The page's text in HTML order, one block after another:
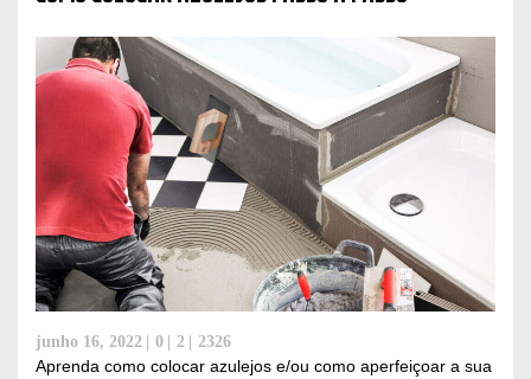
junho 16, 2022 0 2 2326
Aprenda como colocar azulejos e/ou como aperfeiçoar a sua